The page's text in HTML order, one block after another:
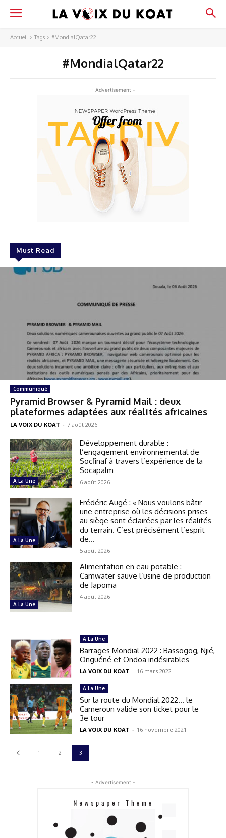
Accueil Tags #MondialQatar22
#MondialQatar22
- Advertisement -
Must Read
Communiqué
Pyramid Browser & Pyramid Mail : deux
plateformes adaptées aux réalités africaines
LA VOIX DU KOAT - 7 août 2026
A La Une
Développement durable :
l’engagement environnemental de
Socfinaf à travers l’expérience de la
Socapalm
6 août 2026
A La Une
Frédéric Augé : « Nous voulons bâtir
une entreprise où les décisions prises
au siège sont éclairées par les réalités
du terrain. C’est précisément l’esprit
de...
5 août 2026
A La Une
Alimentation en eau potable :
Camwater sauve l’usine de production
de Japoma
4 août 2026
A La Une
Barrages Mondial 2022 : Bassogog, Njié,
Onguéné et Ondoa indésirables
LA VOIX DU KOAT - 16 mars 2022
A La Une
Sur la route du Mondial 2022… le
Cameroun valide son ticket pour le
3e tour
LA VOIX DU KOAT - 16 novembre 2021
1 2 3
- Advertisement -